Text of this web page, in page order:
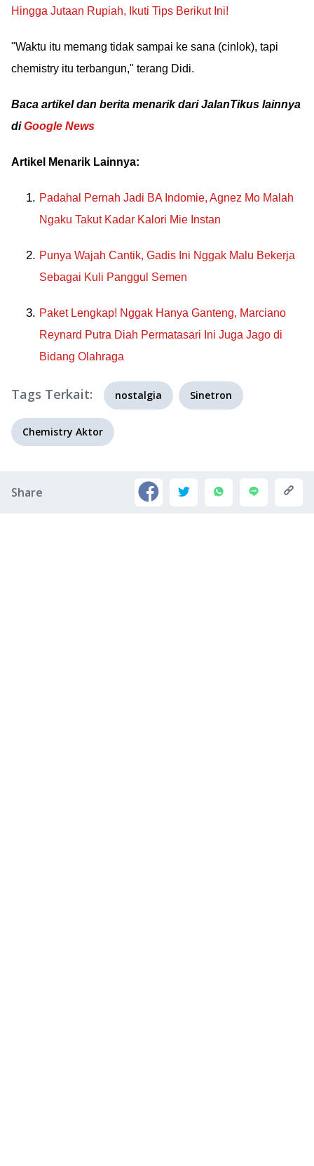
Hingga Jutaan Rupiah, Ikuti Tips Berikut Ini!
"Waktu itu memang tidak sampai ke sana (cinlok), tapi
chemistry itu terbangun," terang Didi.
Baca artikel dan berita menarik dari JalanTikus lainnya
diGoogle News
Artikel Menarik Lainnya:
Padahal Pernah Jadi BA Indomie, Agnez Mo Malah
Ngaku Takut Kadar Kalori Mie Instan
Punya Wajah Cantik, Gadis Ini Nggak Malu Bekerja
Sebagai Kuli Panggul Semen
Paket Lengkap! Nggak Hanya Ganteng, Marciano
Reynard Putra Diah Permatasari Ini Juga Jago di
Bidang Olahraga
Tags Terkait: nostalgia Sinetron
Chemistry Aktor
Share